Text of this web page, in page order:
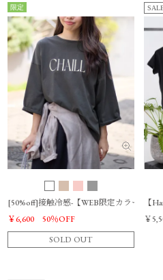
SATURDAY"SP加工ロゴT-shirt
限定
[50%off]接触冷感-【WEB限定カラーあり
￥6,600
50％OFF
SOLD OUT
【
￥